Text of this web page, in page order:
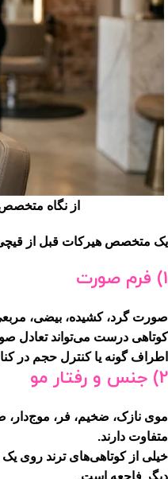
از نگاه
یک متخصص هیرکات قبل از
1) فرم صورت
صورت گرد، کشیده، بیضی،
کوتاهی درست می‌تواندتعادل
اطراف گونه یا کنترل حجم در
2) جنس و رفتار مو
موی نازک، ضخیم، فر،
متفاوت دارند.
خیلی از کوتاهی‌های ترند روی
دیگر فاجعه است.